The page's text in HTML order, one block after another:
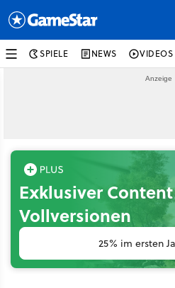
SPIELE NEWS VIDEOS
Exklusiver
Vollversionen
25% im ersten